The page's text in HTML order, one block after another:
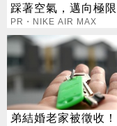
踩著空氣，邁向極
PR・NIKE AIR MAX
弟結婚老家被徵收